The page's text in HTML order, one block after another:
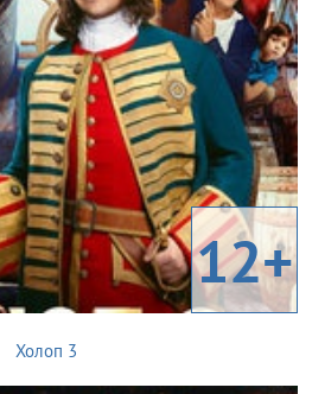
12+
Холоп 3